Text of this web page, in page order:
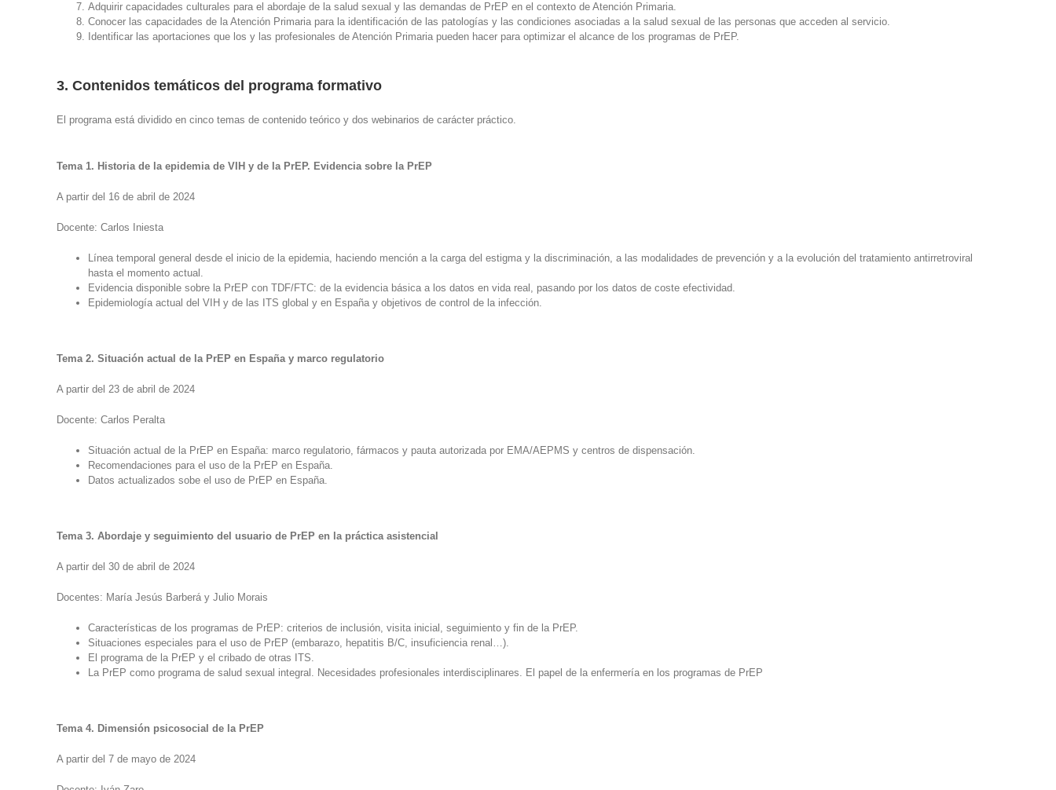
Adquirir capacidades culturales para el abordaje de la salud sexual y las demandas de PrEP en el contexto de Atención Primaria.
Conocer las capacidades de la Atención Primaria para la identificación de las patologías y las condiciones asociadas a la salud sexual de las personas que acceden al servicio.
Identificar las aportaciones que los y las profesionales de Atención Primaria pueden hacer para optimizar el alcance de los programas de PrEP.
3. Contenidos temáticos del programa formativo
El programa está dividido en cinco temas de contenido teórico y dos webinarios de carácter práctico.
Tema 1. Historia de la epidemia de VIH y de la PrEP. Evidencia sobre la PrEP
A partir del 16 de abril de 2024
Docente: Carlos Iniesta
Línea temporal general desde el inicio de la epidemia, haciendo mención a la carga del estigma y la discriminación, a las modalidades de prevención y a la evolución del tratamiento antirretroviral
hasta el momento actual.
Evidencia disponible sobre la PrEP con TDF/FTC: de la evidencia básica a los datos en vida real, pasando por los datos de coste efectividad.
Epidemiología actual del VIH y de las ITS global y en España y objetivos de control de la infección.
Tema 2. Situación actual de la PrEP en España y marco regulatorio
A partir del 23 de abril de 2024
Docente: Carlos Peralta
Situación actual de la PrEP en España: marco regulatorio, fármacos y pauta autorizada por EMA/AEPMS y centros de dispensación.
Recomendaciones para el uso de la PrEP en España.
Datos actualizados sobe el uso de PrEP en España.
Tema 3. Abordaje y seguimiento del usuario de PrEP en la práctica asistencial
A partir del 30 de abril de 2024
Docentes: María Jesús Barberá y Julio Morais
Características de los programas de PrEP: criterios de inclusión, visita inicial, seguimiento y fin de la PrEP.
Situaciones especiales para el uso de PrEP (embarazo, hepatitis B/C, insuficiencia renal…).
El programa de la PrEP y el cribado de otras ITS.
La PrEP como programa de salud sexual integral. Necesidades profesionales interdisciplinares. El papel de la enfermería en los programas de PrEP
Tema 4. Dimensión psicosocial de la PrEP
A partir del 7 de mayo de 2024